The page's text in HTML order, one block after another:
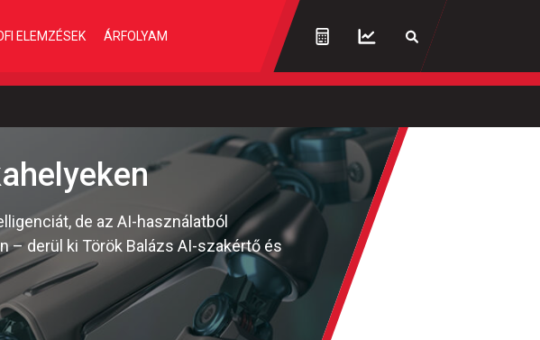
ELEMZÉSEK ÁRFOLYAM
de az AI-használatból
derül ki Török Balázs AI-szakértő és